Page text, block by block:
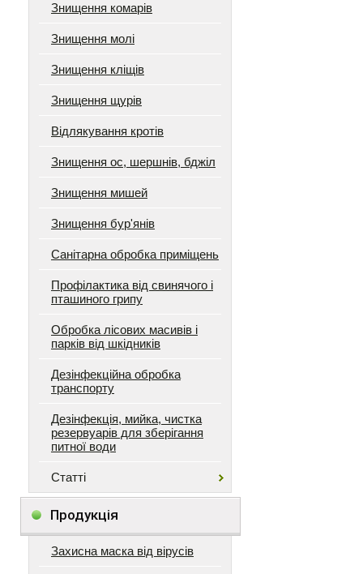
Знищення комарів
Знищення молі
Знищення кліщів
Знищення щурів
Відлякування кротів
Знищення ос, шершнів, бджіл
Знищення мишей
Знищення бур'янів
Санітарна обробка приміщень
Профілактика від свинячого і
пташиного грипу
Обробка лісових масивів і
парків від шкідників
Дезінфекційна обробка
транспорту
Дезінфекція, мийка, чистка
резервуарів для зберігання
питної води
Статті
Продукція
Захисна маска від вірусів